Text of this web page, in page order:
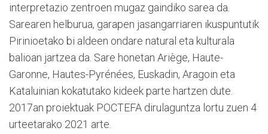
interpretazio zentroen mugaz gaindiko sarea da.
Sarearen helburua, garapen jasangarriaren ikuspuntutik
Pirinioetako bi aldeen ondare natural eta kulturala
balioan jartzea da. Sare honetan Ariège, Haute-
Garonne, Hautes-Pyrénées, Euskadin, Aragoin eta
Kataluinian kokatutako kideek parte hartzen dute.
2017an proiektuak POCTEFA dirulaguntza lortu zuen 4
urteetarako 2021 arte.